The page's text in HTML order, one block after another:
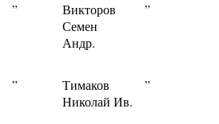
”
Викторов
Семен
Андр.
”
”
Тимаков
Николай Ив.
”